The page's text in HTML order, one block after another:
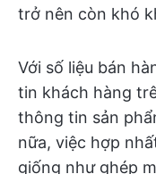
trở nên còn khó
Với số liệu bán
tin khách hàng
thông tin sản
nữa, việc hợp
giống như ghép